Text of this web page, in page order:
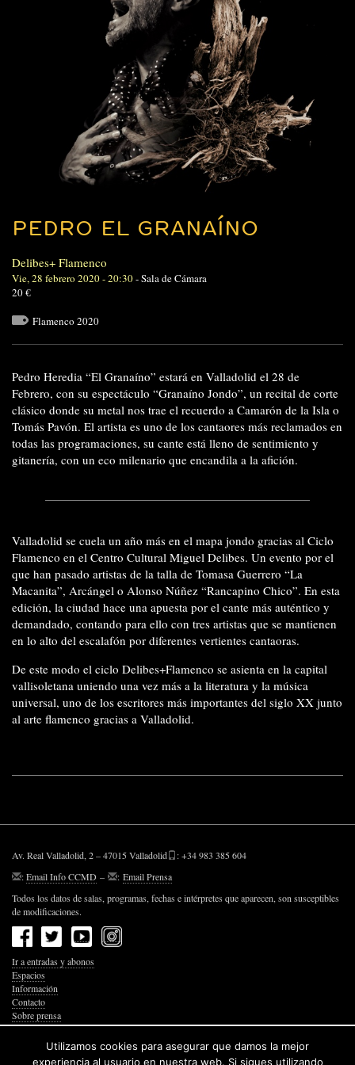
PEDRO EL GRANAÍNO
Delibes+ Flamenco
Vie, 28 febrero 2020 - 20:30-Sala de Cámara
20 €
Flamenco 2020
Pedro Heredia “El Granaíno” estará en Valladolid el 28 de
Febrero, con su espectáculo “Granaíno Jondo”, un recital de corte
clásico donde su metal nos trae el recuerdo a Camarón de la Isla o
Tomás Pavón. El artista es uno de los cantaores más reclamados en
todas las programaciones, su cante está lleno de sentimiento y
gitanería, con un eco milenario que encandila a la afición.
Valladolid se cuela un año más en el mapa jondo gracias al Ciclo
Flamenco en el Centro Cultural Miguel Delibes. Un evento por el
que han pasado artistas de la talla de Tomasa Guerrero “La
Macanita”, Arcángel o Alonso Núñez “Rancapino Chico”. En esta
edición, la ciudad hace una apuesta por el cante más auténtico y
demandado, contando para ello con tres artistas que se mantienen
en lo alto del escalafón por diferentes vertientes cantaoras.
De este modo el ciclo Delibes+Flamenco se asienta en la capital
vallisoletana uniendo una vez más a la literatura y la música
universal, uno de los escritores más importantes del siglo XX junto
al arte flamenco gracias a Valladolid.
Av. Real Valladolid, 2 – 47015 Valladolid
: +34 983 385 604
:Email Info CCMD – : Email Prensa
Todos los datos de salas, programas, fechas e intérpretes que aparecen, son susceptibles
de modificaciones.
Ir a entradas y abonos
Espacios
Información
Contacto
Sobre prensa
Política de Privacidad
Política de Cookies
Accesibilidad Web
Utilizamos cookies para asegurar que damos la mejor
experiencia al usuario en nuestra web. Si sigues utilizando